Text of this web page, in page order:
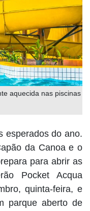
aquecida nas piscinas
esperados do ano.
da Canoa e o
para abrir as
Pocket Acqua
quinta-feira, e
parque aberto de